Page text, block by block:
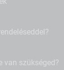
van szükséged?